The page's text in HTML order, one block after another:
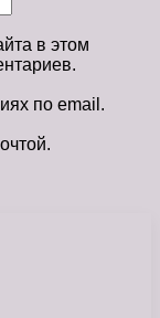
в этом
по email.